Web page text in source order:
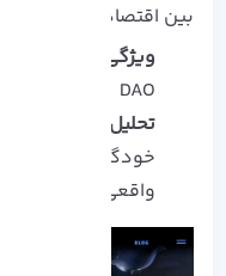
بین اقتصاد و تجربه
ویژگی کلیدی:
DAO
تحلیل:
خودگردانه؛ یعنی
واقعی هستن، نه